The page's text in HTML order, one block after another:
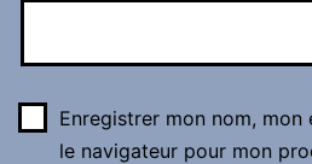
Enregistrer mon nom,
le navigateur pour mon